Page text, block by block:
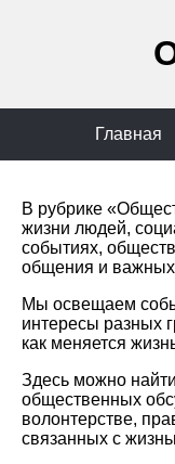
Главная
В рубрике
жизни людей,
событиях,
общения и важных
Мы освещаем
интересы разных
как меняется
Здесь можно
общественных
волонтерстве,
связанных с